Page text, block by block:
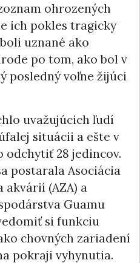
ohrozených
ich pokles tragicky
uznané ako
po tom, ako bol v
posledný voľne žijúci
uvažujúcich ľudí
situácii a ešte v
odchytiť 28 jedincov.
postarala Asociácia
(AZA) a
Guamu
si funkciu
chovných zariadení
pokraji vyhynutia.